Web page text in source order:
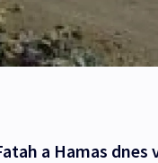
a Hamas dnes